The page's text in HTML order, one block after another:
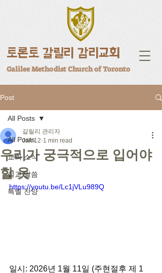
토론토 갈릴리 감리교회
Galilee Methodist Church of Toronto
Post
All Posts
교회 소식
설교 말씀
특별 찬양
All Posts
우리가 궁극적으로 입어야
할 옷
갈릴리 관리자
Jan 12 1 min read
https://youtu.be/Lc1jVLu989Q
일시: 2026년 1월 11일 (주현절후 제 1